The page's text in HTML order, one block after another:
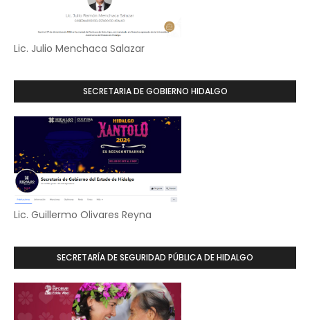
Lic. Julio Menchaca Salazar
SECRETARIA DE GOBIERNO HIDALGO
Lic. Guillermo Olivares Reyna
SECRETARÍA DE SEGURIDAD PÚBLICA DE HIDALGO